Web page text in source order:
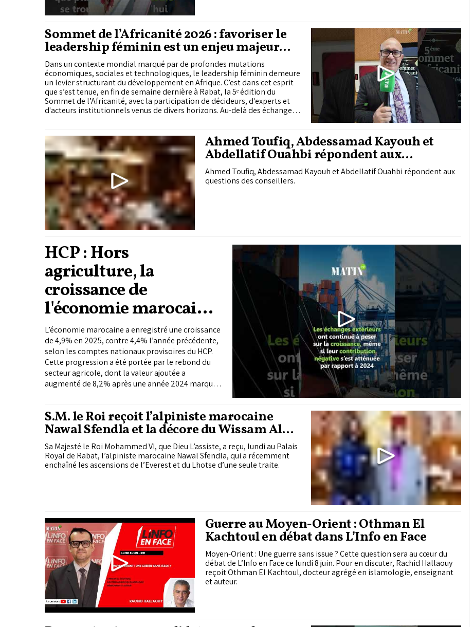
Sommet de l’Africanité 2026 : favoriser le
leadership féminin est un enjeu majeur
pour l'Afrique
Dans un contexte mondial marqué par de profondes mutations
économiques, sociales et technologiques, le leadership féminin demeure
un levier structurant du développement en Afrique. C’est dans cet esprit
que s’est tenue, en fin de semaine dernière à Rabat, la 5ᵉ édition du
Sommet de l’Africanité, avec la participation de décideurs, d'experts et
d'acteurs institutionnels venus de divers horizons. Au-delà des échanges
participantes ont ainsi lancé un appel unanime à l’action, invitant
gouvernements, institutions, partenaires internationaux, secteur privé et
société civile à transformer les recommandations formulées en...
Ahmed Toufiq, Abdessamad Kayouh et
Abdellatif Ouahbi répondent aux
questions des conseillers
Ahmed Toufiq, Abdessamad Kayouh et Abdellatif Ouahbi répondent aux
questions des conseillers.
HCP : Hors
agriculture, la
croissance de
l'économie marocaine
a ralenti en 2025
L’économie marocaine a enregistré une croissance
de 4,9% en 2025, contre 4,4% l’année précédente,
selon les comptes nationaux provisoires du HCP.
Cette progression a été portée par le rebond du
secteur agricole, dont la valeur ajoutée a
augmenté de 8,2% après une année 2024 marquée
S.M. le Roi reçoit l’alpiniste marocaine
Nawal Sfendla et la décore du Wissam Al
Moukafaa Al Watania de l’ordre d’Officier
Sa Majesté le Roi Mohammed VI, que Dieu L’assiste, a reçu, lundi au Palais
Royal de Rabat, l’alpiniste marocaine Nawal Sfendla, qui a récemment
enchaîné les ascensions de l’Everest et du Lhotse d’une seule traite.
Guerre au Moyen-Orient : Othman El
Kachtoul en débat dans L’Info en Face
Moyen-Orient : Une guerre sans issue ? Cette question sera au cœur du
débat de L’Info en Face ce lundi 8 juin. Pour en discuter, Rachid Hallaouy
reçoit Othman El Kachtoul, docteur agrégé en islamologie, enseignant
et auteur.